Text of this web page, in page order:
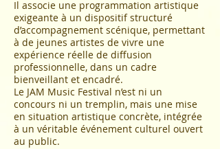
Il associe une programmation artistique
exigeante à un dispositif structuré
d’accompagnement scénique, permettant
à de jeunes artistes de vivre une
expérience réelle de diffusion
professionnelle, dans un cadre
bienveillant et encadré.
Le JAM Music Festival n’est ni un
concours ni un tremplin, mais une mise
en situation artistique concrète, intégrée
à un véritable événement culturel ouvert
au public.